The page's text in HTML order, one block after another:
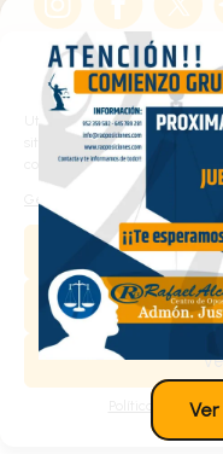
de las
Utilizamos cookies propias y
sitio web y personalizar el
configurarlas según sus
Gestionar los servicios
Política de
Haz clic en